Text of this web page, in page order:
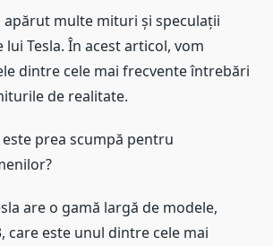
multe mituri și speculații
Tesla. În acest articol, vom
dintre cele mai frecvente întrebări
de realitate.
prea scumpă pentru
are o gamă largă de modele,
care este unul dintre cele mai